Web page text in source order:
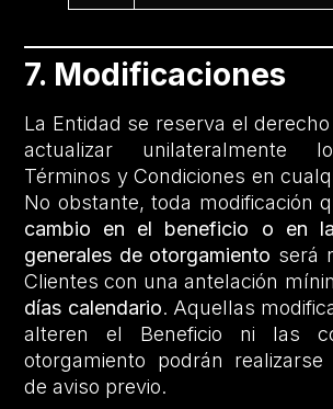
7. Modificaciones
La Entidad se reserva el
actualizar unilateralmente
Términos y Condiciones en
No obstante, toda modificación
cambio en el beneficio o en
generales de otorgamiento será
Clientes con una antelación
días calendario. Aquellas
alteren el Beneficio ni las
otorgamiento podrán realizarse
de aviso previo.